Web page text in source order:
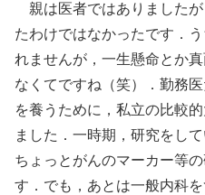
親は医者ではありました
たわけではなかったです．
れませんが，一生懸命とか
なくてですね（笑）．勤務
を養うために，私立の比較
ました．一時期，研究をし
ちょっとがんのマーカー等
す．でも，あとは一般内科